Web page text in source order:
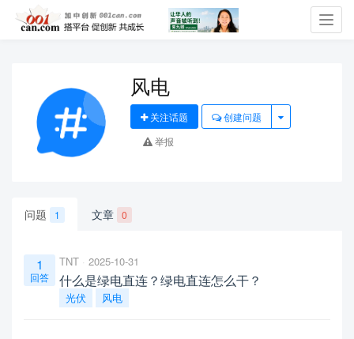
风电
关注话题
创建问题
举报
问题 1 文章 0
1
回答
TNT 2025-10-31
什么是绿电直连？绿电直连怎么干？
光伏 风电